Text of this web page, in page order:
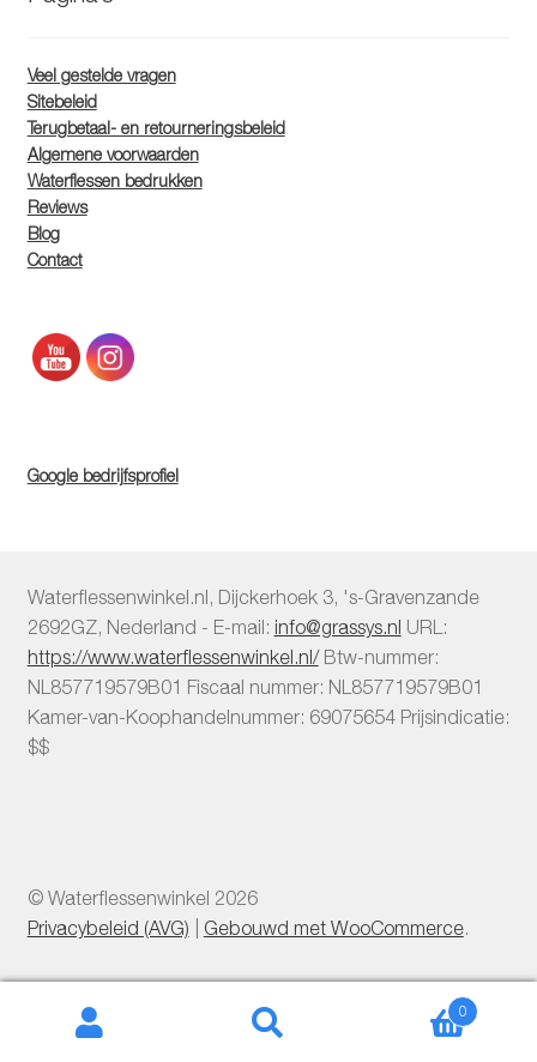
Veel gestelde vragen
Sitebeleid
Terugbetaal- en retourneringsbeleid
Algemene voorwaarden
Waterflessen bedrukken
Reviews
Blog
Contact
Google bedrijfsprofiel
Waterflessenwinkel.nl, Dijckerhoek 3, 's-Gravenzande
2692GZ, Nederland - E-mail: info@grassys.nl URL:
https://www.waterflessenwinkel.nl/ Btw-nummer:
NL857719579B01 Fiscaal nummer: NL857719579B01
Kamer-van-Koophandelnummer: 69075654 Prijsindicatie:
$$
© Waterflessenwinkel 2026
Privacybeleid (AVG)
Gebouwd met WooCommerce.
0